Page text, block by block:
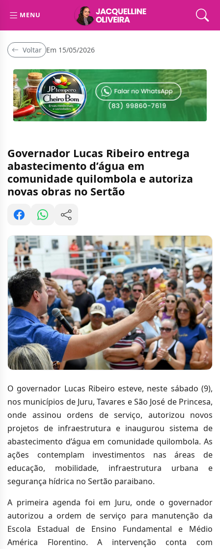
MENU
Voltar Em 15/05/2026
Governador Lucas Ribeiro entrega
abastecimento d’água em
comunidade quilombola e autoriza
novas obras no Sertão
O governador Lucas Ribeiro esteve, neste sábado (9),
nos municípios de Juru, Tavares e São José de Princesa,
onde assinou ordens de serviço, autorizou novos
projetos de infraestrutura e inaugurou sistema de
abastecimento d’água em comunidade quilombola. As
ações contemplam investimentos nas áreas de
educação, mobilidade, infraestrutura urbana e
segurança hídrica no Sertão paraibano.
A primeira agenda foi em Juru, onde o governador
autorizou a ordem de serviço para manutenção da
Escola Estadual de Ensino Fundamental e Médio
América Florentino. A intervenção conta com